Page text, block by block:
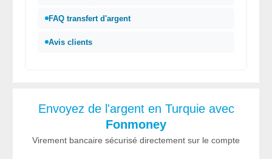
FAQ transfert d'argent
Avis clients
Envoyez de l'argent en Turquie avec
Fonmoney
Virement bancaire sécurisé directement sur le compte